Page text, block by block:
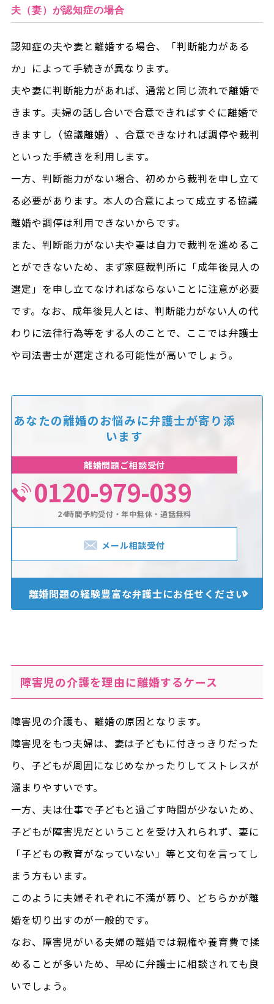
夫（妻）が認知症の場合
認知症の夫や妻と離婚する場合、「判断能力がある
か」によって手続きが異なります。
夫や妻に判断能力があれば、通常と同じ流れで離婚で
きます。夫婦の話し合いで合意できればすぐに離婚で
きますし（協議離婚）、合意できなければ調停や裁判
といった手続きを利用します。
一方、判断能力がない場合、初めから裁判を申し立て
る必要があります。本人の合意によって成立する協議
離婚や調停は利用できないからです。
また、判断能力がない夫や妻は自力で裁判を進めるこ
とができないため、まず家庭裁判所に「成年後見人の
選定」を申し立てなければならないことに注意が必要
です。なお、成年後見人とは、判断能力がない人の代
わりに法律行為等をする人のことで、ここでは弁護士
や司法書士が選定される可能性が高いでしょう。
あなたの離婚のお悩みに弁護士が寄り添
います
離婚問題ご相談受付
0120-979-039
24時間予約受付・年中無休・通話無料
メール相談受付
離婚問題の経験豊富な弁護士にお任せください
障害児の介護を理由に離婚するケース
障害児の介護も、離婚の原因となります。
障害児をもつ夫婦は、妻は子どもに付きっきりだった
り、子どもが周囲になじめなかったりしてストレスが
溜まりやすいです。
一方、夫は仕事で子どもと過ごす時間が少ないため、
子どもが障害児だということを受け入れられず、妻に
「子どもの教育がなっていない」等と文句を言ってし
まう方もいます。
このように夫婦それぞれに不満が募り、どちらかが離
婚を切り出すのが一般的です。
なお、障害児がいる夫婦の離婚では親権や養育費で揉
めることが多いため、早めに弁護士に相談されても良
いでしょう。